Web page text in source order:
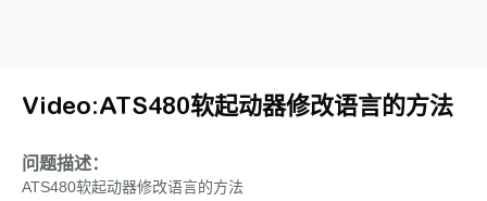
Video:ATS480软起动器修改语言的方法
问题描述：
ATS480软起动器修改语言的方法